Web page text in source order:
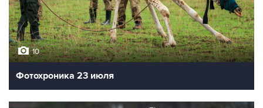
10
Фотохроника 23 июля